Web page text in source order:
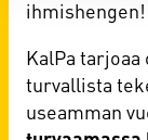
ihmishengen!
KalPa
turvallista
useamman